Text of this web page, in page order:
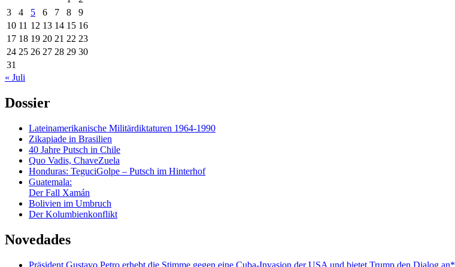
3
4 5 6 7 8
9
10 11 12 13 14 15 16
17 18 19 20 21 22 23
24 25 26 27 28 29 30
31
« Juli
Dossier
Lateinamerikanische Militärdiktaturen 1964-1990
Zikapiade in Brasilien
40 Jahre Putsch in Chile
Quo Vadis, ChaveZuela
Honduras: TeguciGolpe – Putsch im Hinterhof
Guatemala:
Der Fall Xamán
Bolivien im Umbruch
Der Kolumbienkonflikt
Novedades
Präsident Gustavo Petro erhebt die Stimme gegen eine Cuba-Invasion der USA und bietet Trump den Dialog an*